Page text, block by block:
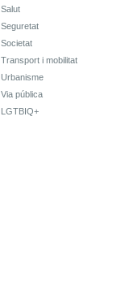
Salut
Seguretat
Societat
Transport i mobilitat
Urbanisme
Via pública
LGTBIQ+